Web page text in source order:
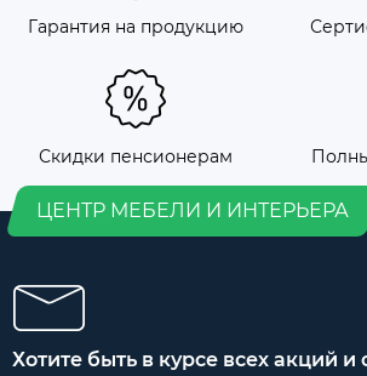
Гарантия на продукцию
Скидки пенсионерам
ЦЕНТР МЕБЕЛИ И ИНТЕРЬЕРА
Хотите быть в курсе всех акций и